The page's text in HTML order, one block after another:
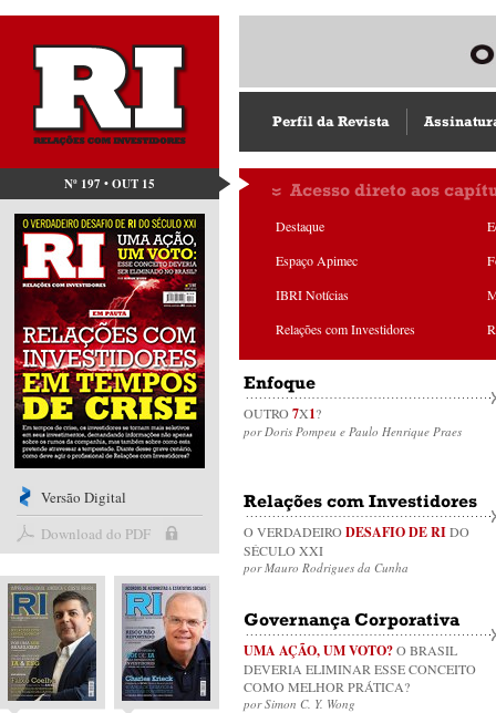
Nº 197 • OUT 15
Versão Digital
Download do PDF
Perfil da Revista
Acesso direto aos
Destaque
Espaço Apimec
IBRI Notícias
Relações com Investidores
Enfoque
OUTRO7X1?
por Doris Pompeu e Paulo Henrique Praes
Relações com Investidores
O VERDADEIRODESAFIO DE RIDO
SÉCULO XXI
por Mauro Rodrigues da Cunha
Governança Corporativa
UMA AÇÃO, UM VOTO?O BRASIL
DEVERIA ELIMINAR ESSE CONCEITO
COMO MELHOR PRÁTICA?
por Simon C. Y. Wong